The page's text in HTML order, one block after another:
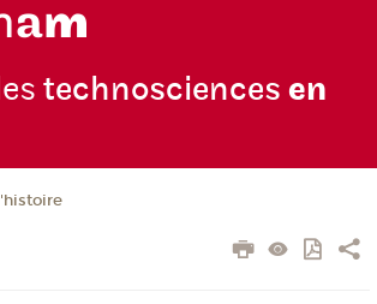
technosciences en